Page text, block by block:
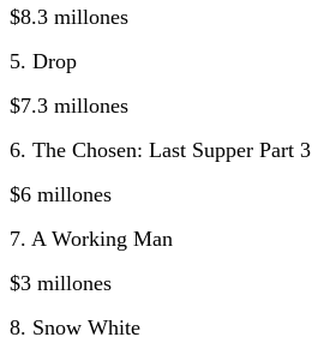
$8.3 millones
5. Drop
$7.3 millones
6. The Chosen: Last Supper Part 3
$6 millones
7. A Working Man
$3 millones
8. Snow White